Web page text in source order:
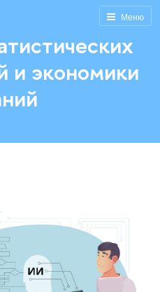
Меню
и экономики